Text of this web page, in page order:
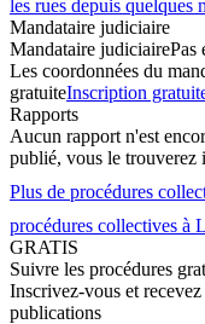
les rues depuis
Mandataire judiciaire
Mandataire judiciairePas
Les coordonnées du
gratuiteInscription
Rapports
Aucun rapport n'est
publié, vous le trouverez
Plus de procédures
procédures collectives à
GRATIS
Suivre les procédures
Inscrivez-vous et
publications